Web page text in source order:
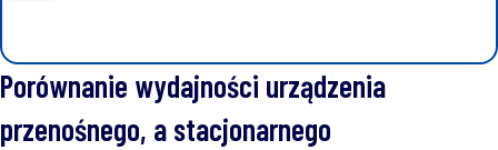
Porównanie wydajności urządzenia
przenośnego, a stacjonarnego